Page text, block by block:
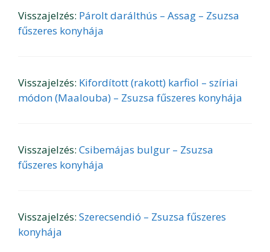
Visszajelzés: Párolt darálthús – Assag – Zsuzsa
fűszeres konyhája
Visszajelzés: Kifordított (rakott) karfiol – szíriai
módon (Maalouba) – Zsuzsa fűszeres konyhája
Visszajelzés: Csibemájas bulgur – Zsuzsa
fűszeres konyhája
Visszajelzés: Szerecsendió – Zsuzsa fűszeres
konyhája